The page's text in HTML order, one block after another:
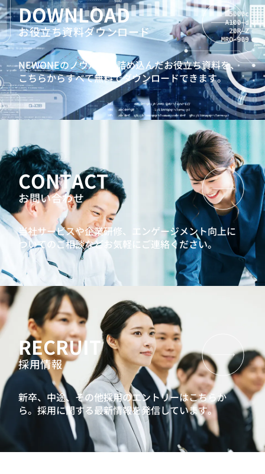
DOWNLOAD
お役立ち資料ダウンロード
NEWONEのノウハウを詰め込んだお役立ち資料を、
こちらからすべて無料でダウンロードできます。
CONTACT
お問い合わせ
当社サービスや企業研修、エンゲージメント向上に
ついてのご相談などお気軽にご連絡ください。
RECRUIT
採用情報
新卒、中途、その他採用のエントリーはこちらか
ら。採用に関する最新情報を発信しています。